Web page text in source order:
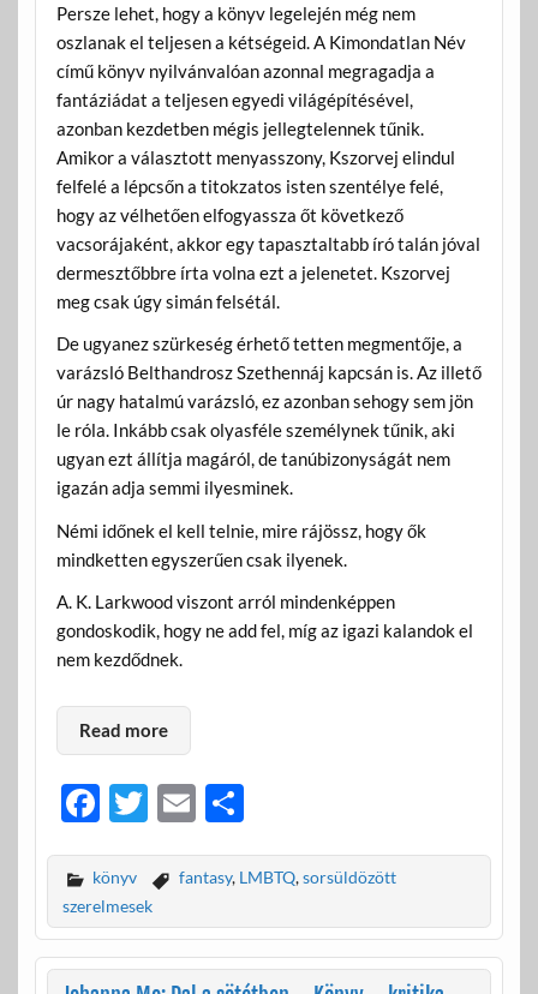
Persze lehet, hogy a könyv legelején még nem
oszlanak el teljesen a kétségeid. A Kimondatlan Név
című könyv nyilvánvalóan azonnal megragadja a
fantáziádat a teljesen egyedi világépítésével,
azonban kezdetben mégis jellegtelennek tűnik.
Amikor a választott menyasszony, Kszorvej elindul
felfelé a lépcsőn a titokzatos isten szentélye felé,
hogy az vélhetően elfogyassza őt következő
vacsorájaként, akkor egy tapasztaltabb író talán jóval
dermesztőbbre írta volna ezt a jelenetet. Kszorvej
meg csak úgy simán felsétál.
De ugyanez szürkeség érhető tetten megmentője, a
varázsló Belthandrosz Szethennáj kapcsán is. Az illető
úr nagy hatalmú varázsló, ez azonban sehogy sem jön
le róla. Inkább csak olyasféle személynek tűnik, aki
ugyan ezt állítja magáról, de tanúbizonyságát nem
igazán adja semmi ilyesminek.
Némi időnek el kell telnie, mire rájössz, hogy ők
mindketten egyszerűen csak ilyenek.
A. K. Larkwood viszont arról mindenképpen
gondoskodik, hogy ne add fel, míg az igazi kalandok el
nem kezdődnek.
Read more
F
e
b
o
T
itt
er
E
ail
O
za
m
e
könyv fantasy, LMBTQ,sorsüldözött
szerelmesek